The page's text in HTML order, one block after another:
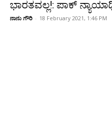
ಭಾರತವಲ್ಲ!: ಪಾಕ್
ನಾನು ಗೌರಿ - 18 February 2021, 1:46 PM